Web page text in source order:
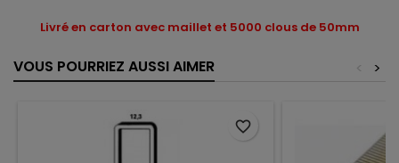
Livré en carton avec maillet et 5000 clous de 50mm
VOUS POURRIEZ AUSSI AIMER >
<
favorite_border